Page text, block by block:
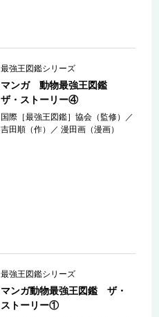
最強王図鑑シリーズ
マンガ 動物最強王図鑑
ザ・ストーリー④
国際［最強王図鑑］協会（監修）
／
吉田順（作）
／漫田画（漫画）
最強王図鑑シリーズ
マンガ動物最強王図鑑 ザ・
ストーリー①